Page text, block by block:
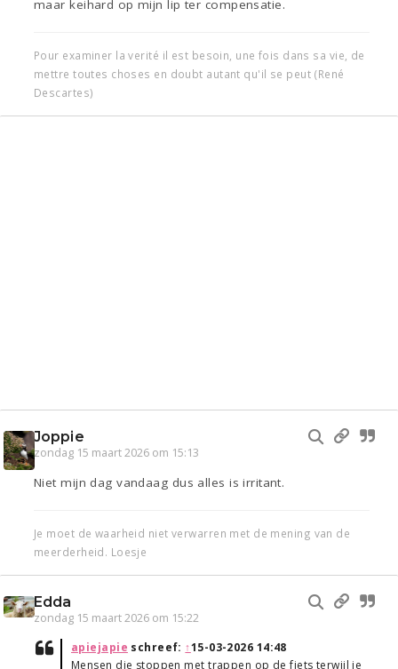
maar keihard op mijn lip ter compensatie.
Pour examiner la verité il est besoin, une fois dans sa vie, de
mettre toutes choses en doubt autant qu'il se peut (René
Descartes)
Joppie
zondag 15 maart 2026 om 15:13
Niet mijn dag vandaag dus alles is irritant.
Je moet de waarheid niet verwarren met de mening van de
meerderheid. Loesje
Edda
zondag 15 maart 2026 om 15:22
apiejapie schreef: ↑15-03-2026 14:48
Mensen die stoppen met trappen op de fiets terwijl je